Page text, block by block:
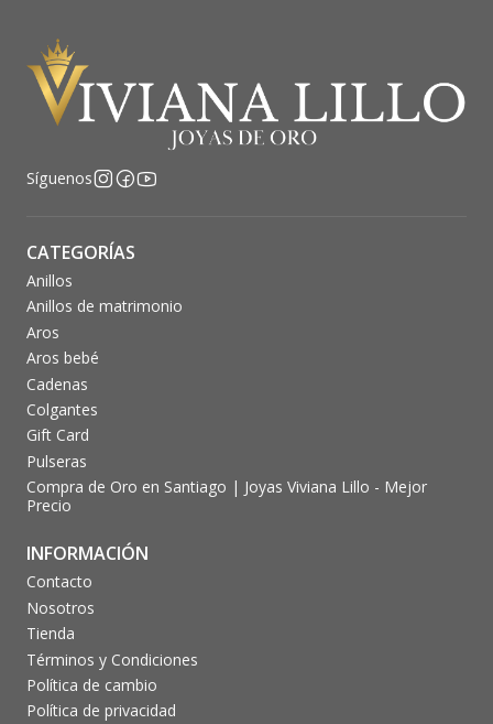
Síguenos
CATEGORÍAS
Anillos
Anillos de matrimonio
Aros
Aros bebé
Cadenas
Colgantes
Gift Card
Pulseras
Compra de Oro en Santiago | Joyas Viviana Lillo - Mejor
Precio
INFORMACIÓN
Contacto
Nosotros
Tienda
Términos y Condiciones
Política de cambio
Política de privacidad